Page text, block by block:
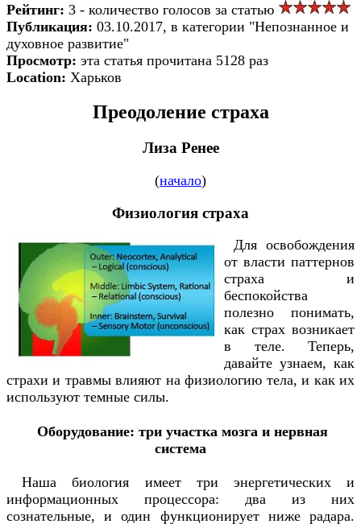
Рейтинг: 3 - количество голосов за статью
Публикация: 03.10.2017, в категории "Непознанное и
духовное развитие"
Просмотр: эта статья прочитана 5128 раз
Location: Харьков
Преодоление страха
Лиза Ренее
(начало)
Физиология страха
Для освобождения
от власти паттернов
страха и
беспокойства
полезно понимать,
как страх возникает
в теле. Теперь,
давайте узнаем, как
страхи и травмы влияют на физиологию тела, и как их
используют темные силы.
Оборудование: три участка мозга и нервная
система
Наша биология имеет три энергетических и
информационных процессора: два из них
сознательные, и один функционирует ниже радара.